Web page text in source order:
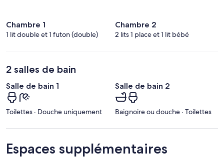
g
n
.
Chambre 1
1 lit double et 1 futon (double)
Chambre 2
2 lits 1 place et 1 lit bébé
2 salles de bain
Salle de bain 1
Toilettes · Douche uniquement
Salle de bain 2
Baignoire ou douche · Toilettes
Espaces supplémentaires